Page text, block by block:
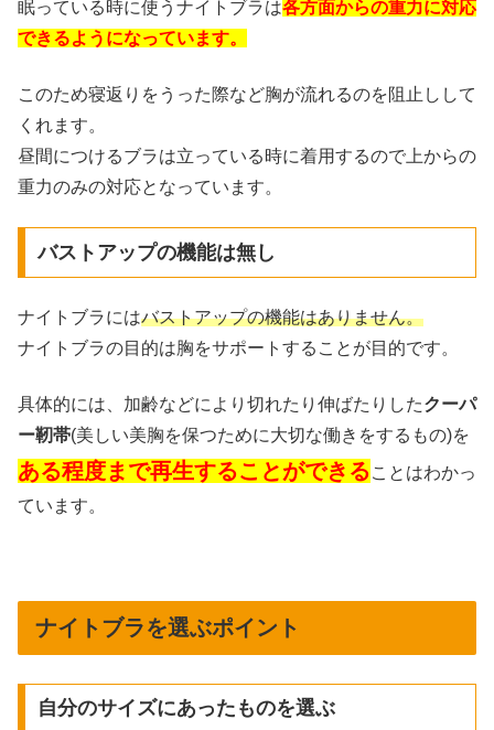
眠っている時に使うナイトブラは各方面からの重力に対応
できるようになっています。
このため寝返りをうった際など胸が流れるのを阻止しして
くれます。
昼間につけるブラは立っている時に着用するので上からの
重力のみの対応となっています。
バストアップの機能は無し
ナイトブラにはバストアップの機能はありません。
ナイトブラの目的は胸をサポートすることが目的です。
具体的には、加齢などにより切れたり伸ばたりしたクーパ
ー靭帯(美しい美胸を保つために大切な働きをするもの)を
ある程度まで再生することができることはわかっ
ています。
ナイトブラを選ぶポイント
自分のサイズにあったものを選ぶ